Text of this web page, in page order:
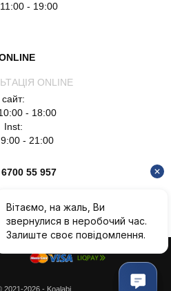
- 19:00
ONLINE
сайт:
- 18:00
Inst:
- 21:00
55 957
51 135
2021-2026 - Koalabi